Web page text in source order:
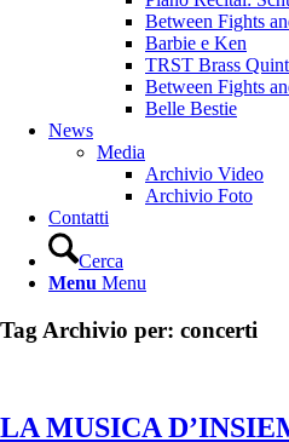
Between Fights
Barbie e Ken
TRST Brass
Between Fights
Belle Bestie
News
Media
Archivio Video
Archivio Foto
Contatti
Cerca
Menu Menu
Tag Archivio per: concerti
LA MUSICA